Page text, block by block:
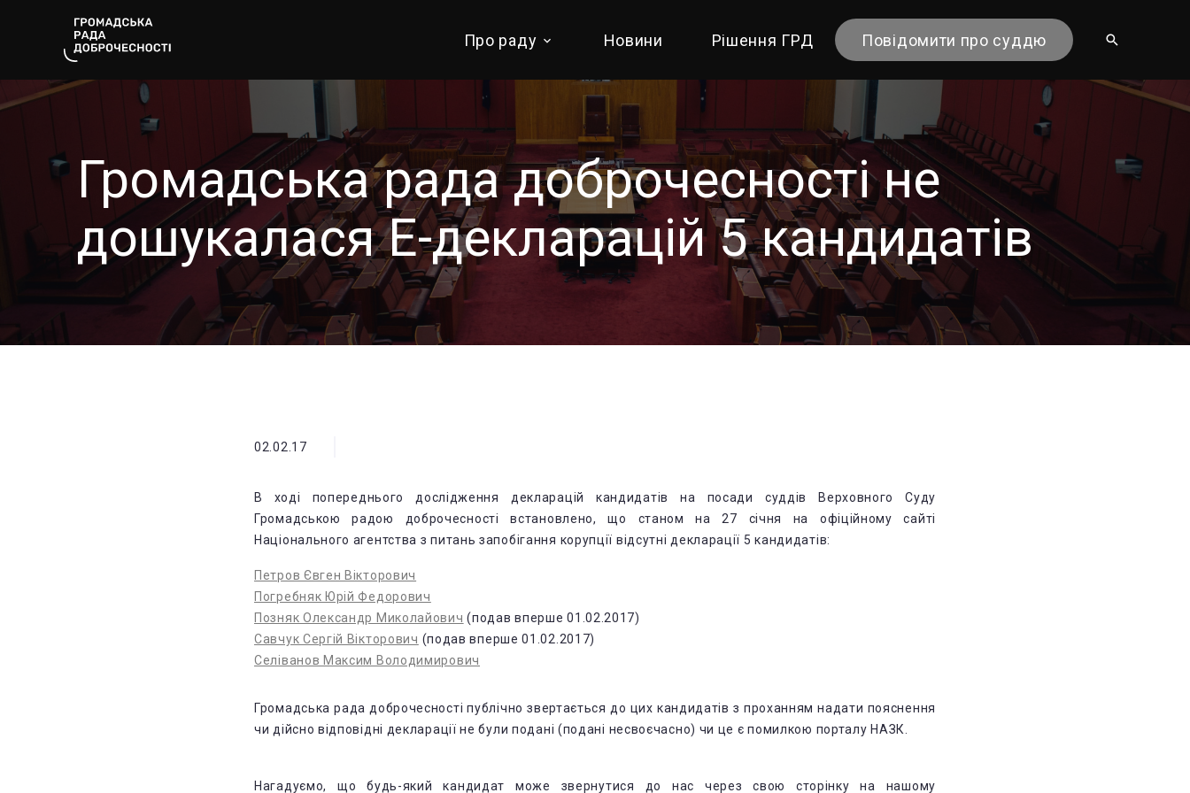
Про раду Новини Рішення ГРД Повідомити про суддю
Громадська рада доброчесності не
дошукалася Е-декларацій 5 кандидатів
02.02.17
В ході попереднього дослідження декларацій кандидатів на посади суддів Верховного Суду
Громадською радою доброчесності встановлено, що станом на 27 січня на офіційному сайті
Національного агентства з питань запобігання корупції відсутні декларації 5 кандидатів:
Петров Євген Вікторович
Погребняк Юрій Федорович
Позняк Олександр Миколайович (подав вперше 01.02.2017)
Савчук Сергій Вікторович (подав вперше 01.02.2017)
Селіванов Максим Володимирович
Громадська рада доброчесності публічно звертається до цих кандидатів з проханням надати пояснення
чи дійсно відповідні декларації не були подані (подані несвоєчасно) чи це є помилкою порталу НАЗК.
Нагадуємо, що будь-який кандидат може звернутися до нас через свою сторінку на нашому